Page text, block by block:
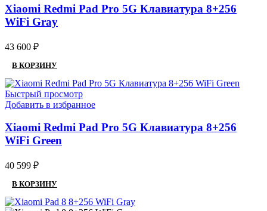
Xiaomi Redmi Pad Pro 5G Клавиатура 8+256
WiFi Gray
43 600 ₽
В КОРЗИНУ
Быстрый просмотр
Добавить в избранное
Xiaomi Redmi Pad Pro 5G Клавиатура 8+256
WiFi Green
40 599 ₽
В КОРЗИНУ